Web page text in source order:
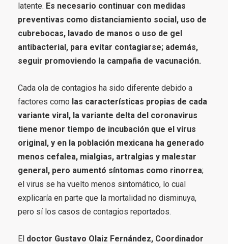
latente. Es necesario continuar con medidas
preventivas como distanciamiento social, uso de
cubrebocas, lavado de manos o uso de gel
antibacterial, para evitar contagiarse; además,
seguir promoviendo la campaña de vacunación.
Cada ola de contagios ha sido diferente debido a
factores como las características propias de cada
variante viral, la variante delta del coronavirus
tiene menor tiempo de incubación que el virus
original, y en la población mexicana ha generado
menos cefalea, mialgias, artralgias y malestar
general, pero aumentó síntomas como rinorrea;
el virus se ha vuelto menos sintomático, lo cual
explicaría en parte que la mortalidad no disminuya,
pero sí los casos de contagios reportados.
El doctor Gustavo Olaiz Fernández, Coordinador